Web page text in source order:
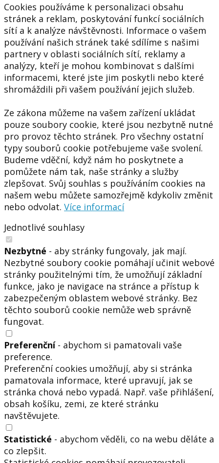
Cookies používáme k personalizaci obsahu
stránek a reklam, poskytování funkcí sociálních
sítí a k analýze návštěvnosti. Informace o vašem
používání našich stránek také sdílíme s našimi
partnery v oblasti sociálních sítí, reklamy a
analýzy, kteří je mohou kombinovat s dalšími
informacemi, které jste jim poskytli nebo které
shromáždili při vašem používání jejich služeb.
Ze zákona můžeme na vašem zařízení ukládat
pouze soubory cookie, které jsou nezbytně nutné
pro provoz těchto stránek. Pro všechny ostatní
typy souborů cookie potřebujeme vaše svolení.
Budeme vděční, když nám ho poskytnete a
pomůžete nám tak, naše stránky a služby
zlepšovat. Svůj souhlas s používáním cookies na
našem webu můžete samozřejmě kdykoliv změnit
nebo odvolat. Více informací
Jednotlivé souhlasy
Nezbytné - aby stránky fungovaly, jak mají.
Nezbytné soubory cookie pomáhají učinit webové
stránky použitelnými tím, že umožňují základní
funkce, jako je navigace na stránce a přístup k
zabezpečeným oblastem webové stránky. Bez
těchto souborů cookie nemůže web správně
fungovat.
Preferenční- abychom si pamatovali vaše
preference.
Preferenční cookies umožňují, aby si stránka
pamatovala informace, které upravují, jak se
stránka chová nebo vypadá. Např. vaše přihlášení,
obsah košíku, zemi, ze které stránku
navštěvujete.
Statistické - abychom věděli, co na webu děláte a
co zlepšit.